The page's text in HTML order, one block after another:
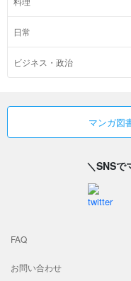
日常
ビジネス・政治
マンガ図
＼SNSで
FAQ
お問い合わせ